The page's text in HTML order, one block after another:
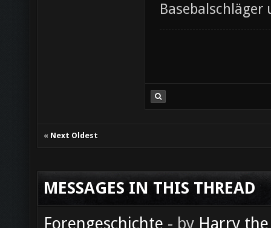
« Next Oldest
MESSAGES IN THIS THREAD
Forengeschichte - by Harry